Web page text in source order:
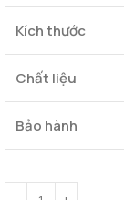
Kích thước
Chất liệu
Bảo hành